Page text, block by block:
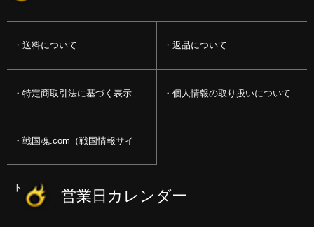
送料について 返品について
特定商取引法に基づく表示 個人情報の取り扱いについて
戦国魂.com（戦国情報サイ
ト） 営業日カレンダー